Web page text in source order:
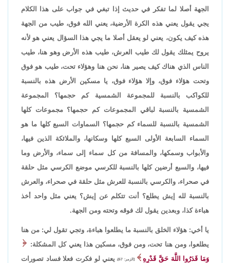
الجهة أصلا لما تفكر في حديث إذا تبغي في جواب على هذا الكلام
يجي يقول يعني هذه الكرة الأرضية، يعني الله فوق، طيب من الجهة
هذه كيف يكون، يعني لو يعقل أصلا ما يجي هذا السؤال يعني هو لأنه
يروح يمثلك يقول لك طيب العرش، طيب هذه الأرض وهو هنا، طيب
الناس الذي هناك كيف يصير هنا، نحن هنا وهؤلاء تحت، طيب هو فوق
وتحت هؤلاء فوق، وإلا هؤلاء فوق، يا مسكين الأرض هذه بالنسبة
للكواكب بالنسبة للمجموعة الشمسية كم حجمها؟ المجموعة
الشمسية بالنسبة لباقي المجموعات كم حجمها؟ مجموعات كلها
الشمسية بالنسبة للسماء كم حجمها؟ السماوات السبع كلها ما هو
السماء السابعة الأولى السبع كلها وسكانها، والملائكة الذين فيها،
والأبواب وسمكها، والمسافة من كل سماء إلى سماء، والأرض وما
فيها، والسبع أرضين كلها بالنسبة للكرسي موضع الكرسي مثل حلقة
في صحراء، والكرسي بالنسبة للعرش مثل حلقة في صحراء، والعرش
بالنسبة لله إيش يطلع؟ أنت تتكلم عن إيش؟ يعني مثل واحد أخذ
هباءة كذا، وبعدين يقول لك فوقه وتحته ومن الجهة.
يا أخي: هؤلاء الخلق بالنسبة ما يطلعوا هباءة، وتجي تقول لي: من هنا
يطلعوا، ومن هنا تحت، ومن فوق، مسكين هذا يعني كل المشكلة:
وَمَا قَدَرُوا اللَّهَ حَقَّ قَدْرِهِ
[الزمر: 67]،
يعني لو فكرت فعلا فساد تصورات